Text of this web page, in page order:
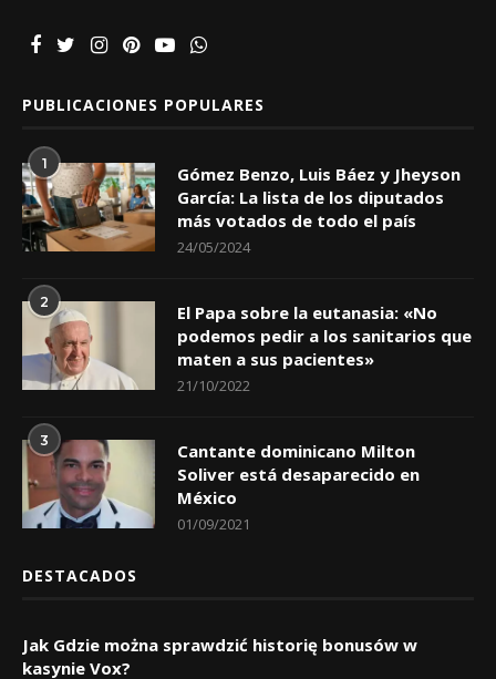
PUBLICACIONES POPULARES
1
Gómez Benzo, Luis Báez y Jheyson
García: La lista de los diputados
más votados de todo el país
24/05/2024
2
El Papa sobre la eutanasia: «No
podemos pedir a los sanitarios que
maten a sus pacientes»
21/10/2022
3
Cantante dominicano Milton
Soliver está desaparecido en
México
01/09/2021
DESTACADOS
Jak Gdzie można sprawdzić historię bonusów w
kasynie Vox?